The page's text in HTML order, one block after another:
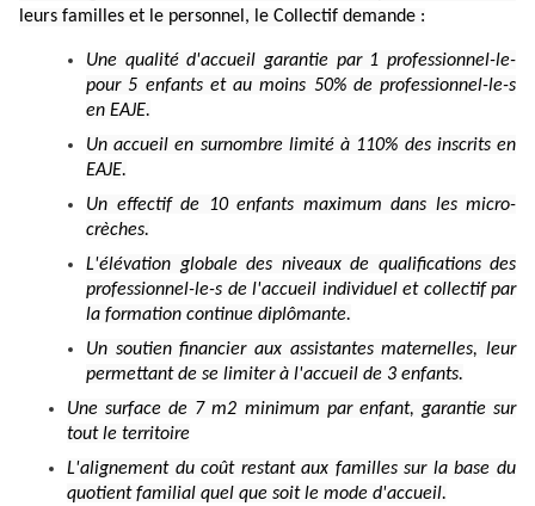
leurs familles et le personnel, le Collectif demande :
Une qualité d'accueil garantie par 1 professionnel-le-
pour 5 enfants et au moins 50% de professionnel-le-s
en EAJE.
Un accueil en surnombre limité à 110% des inscrits en
EAJE.
Un effectif de 10 enfants maximum dans les micro-
crèches.
L'élévation globale des niveaux de qualifications des
professionnel-le-s de l'accueil individuel et collectif par
la formation continue diplômante.
Un soutien financier aux assistantes maternelles, leur
permettant de se limiter à l'accueil de 3 enfants.
Une surface de 7 m2 minimum par enfant, garantie sur
tout le territoire
L'alignement du coût restant aux familles sur la base du
quotient familial quel que soit le mode d'accueil.